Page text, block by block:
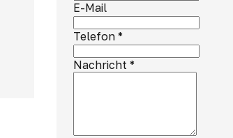
E-Mail
Telefon*
Nachricht *